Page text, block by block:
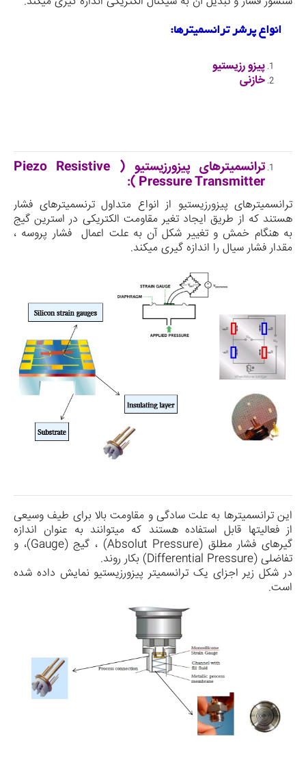
انواع پرشر ترانسمیترها:
پیزو رزیستیو
خازنی
ترانسمیترهای پیزورزیستیو ( Piezo Resistive
Pressure Transmitter
):
ترانسمیترهای پیزورزیستیو از انواع متداول ترنسمیترهای فشار
هستند که از طریق ایجاد تغیر مقاومت الکتریکی در استرین گیج
به هنگام خمش و تغییر شکل آن به علت اعمال فشار پروسه ،
مقدار فشار سیال را اندازه گیری می­کند.
این ترانسمیترها به علت سادگی و مقاومت بالا برای طیف وسیعی
از فعالیتها قابل استفاده هستند که می­توانند به عنوان اندازه
گیرهای فشار مطلق (Absolut Pressure) ، گیج (Gauge)، و
تفاضلی (Differential Pressure) بکار روند.
در شکل زیر اجزای یک ترانسمیتر پیزورزیستیو نمایش داده شده
است.